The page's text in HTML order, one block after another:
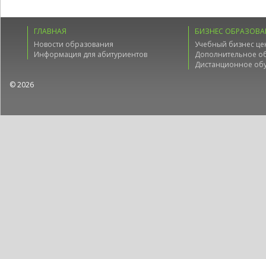
ГЛАВНАЯ
Новости образования
Информация для абитуриентов
БИЗНЕС
Учебный бизнес
Дополнительное
Дистанционное
© 2026